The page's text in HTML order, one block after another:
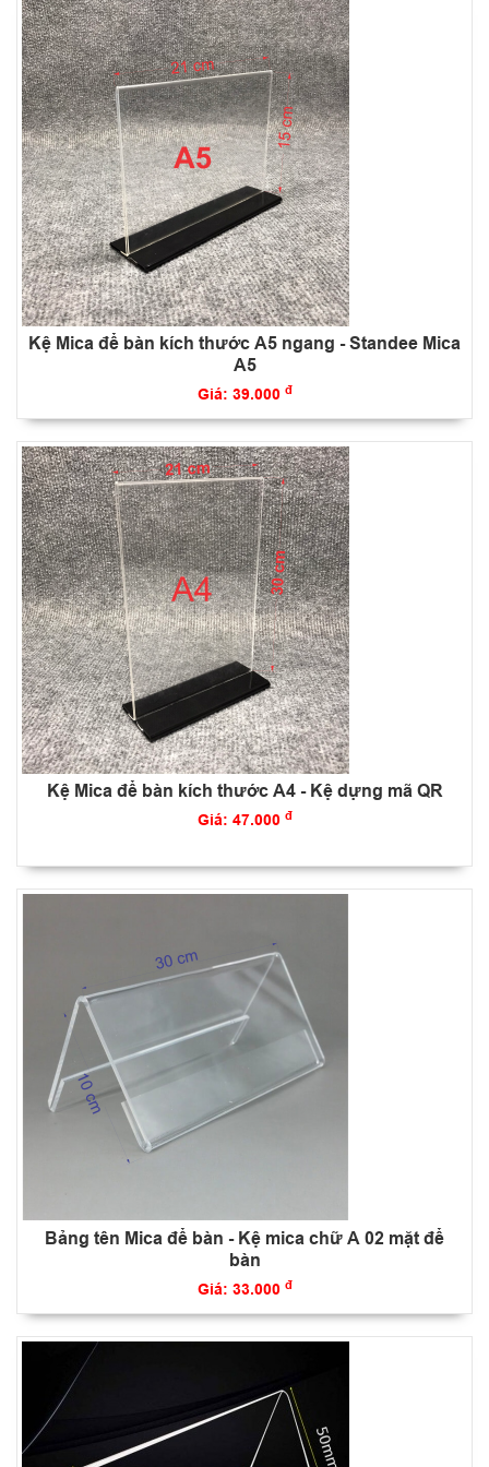
Kệ Mica để bàn kích thước A5 ngang - Standee Mica
A5
Giá: 39.000 đ
Kệ Mica để bàn kích thước A4 - Kệ dựng mã QR
Giá: 47.000 đ
Bảng tên Mica để bàn - Kệ mica chữ A 02 mặt để
bàn
Giá: 33.000 đ